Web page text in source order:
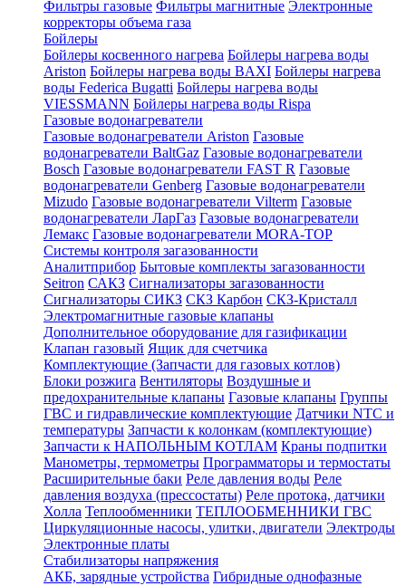
Фильтры газовые Фильтры магнитные Электронные
корректоры объема газа
Бойлеры
Бойлеры косвенного нагрева Бойлеры нагрева воды
Ariston Бойлеры нагрева воды BAXI Бойлеры нагрева
воды Federica Bugatti Бойлеры нагрева воды
VIESSMANN Бойлеры нагрева воды Rispa
Газовые водонагреватели
Газовые водонагреватели Ariston Газовые
водонагреватели BaltGaz Газовые водонагреватели
Bosch Газовые водонагреватели FAST R Газовые
водонагреватели Genberg Газовые водонагреватели
Mizudo Газовые водонагреватели Vilterm Газовые
водонагреватели ЛарГаз Газовые водонагреватели
Лемакс Газовые водонагреватели MORA-TOP
Системы контроля загазованности
Аналитприбор Бытовые комплекты загазованности
Seitron САКЗ Сигнализаторы загазованности
Сигнализаторы СИКЗ СКЗ Карбон СКЗ-Кристалл
Электромагнитные газовые клапаны
Дополнительное оборудование для газификации
Клапан газовый Ящик для счетчика
Комплектующие (Запчасти для газовых котлов)
Блоки розжига Вентиляторы Воздушные и
предохранительные клапаны Газовые клапаны Группы
ГВС и гидравлические комплектующие Датчики NTC и
температуры Запчасти к колонкам (комплектующие)
Запчасти к НАПОЛЬНЫМ КОТЛАМ Краны подпитки
Манометры, термометры Программаторы и термостаты
Расширительные баки Реле давления воды Реле
давления воздуха (прессостаты) Реле протока, датчики
Холла Теплообменники ТЕПЛООБМЕННИКИ ГВС
Циркуляционные насосы, улитки, двигатели Электроды
Электронные платы
Стабилизаторы напряжения
АКБ, зарядные устройства Гибридные однофазные